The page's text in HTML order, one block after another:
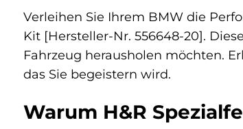
Verleihen Sie Ihrem BMW die
Kit [Hersteller-Nr. 556648-20].
Fahrzeug herausholen möchten.
das Sie begeistern wird.
Warum H&R